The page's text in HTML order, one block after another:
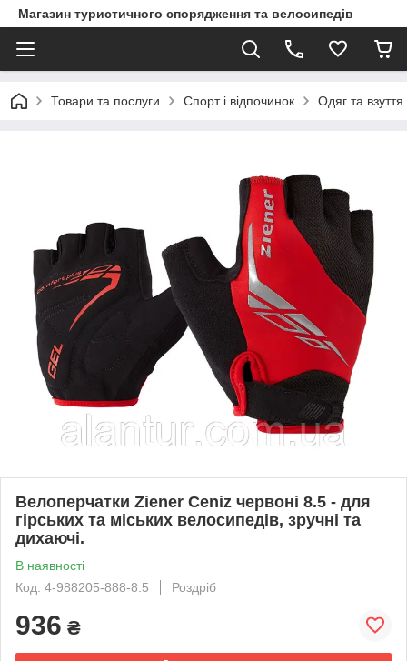
Магазин туристичного спорядження та велосипедів
Товари та послуги Спорт і відпочинок Одяг та
Велоперчатки Ziener Ceniz червоні 8.5 - для
гірських та міських велосипедів, зручні та
дихаючі.
В наявності
Код: 4-988205-888-8.5
Роздріб
936 ₴